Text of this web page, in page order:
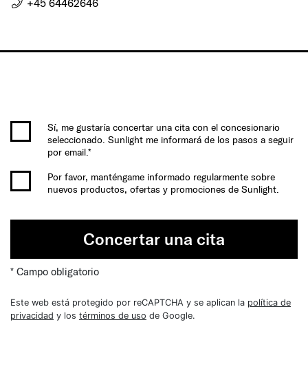
Sí, me gustaría concertar una cita con el concesionario
seleccionado. Sunlight me informará de los pasos a seguir
por email.*
Por favor, manténgame informado regularmente sobre
nuevos productos, ofertas y promociones de Sunlight.
Concertar una cita
* Campo obligatorio
Este web está protegido por reCAPTCHA y se aplican la política de
privacidad y los términos de uso de Google.